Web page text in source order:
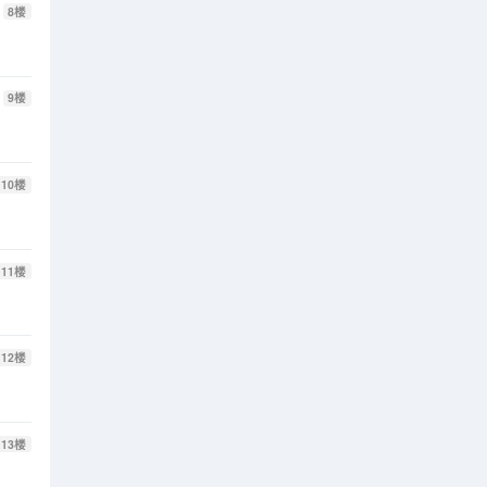
8楼
9楼
10楼
11楼
12楼
13楼